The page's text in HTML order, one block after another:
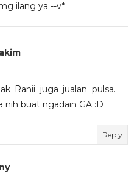
ilang ya --v*
Ranii juga jualan pulsa.
nih buat ngadain GA :D
Reply